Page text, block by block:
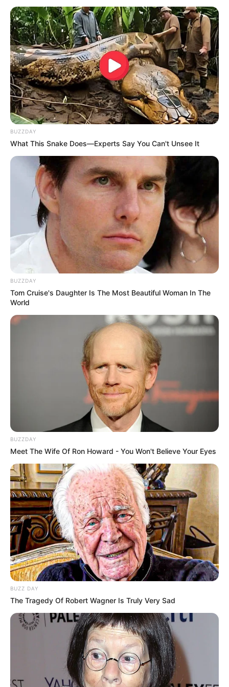
mbrojtësi i bardhebluve, Rezart Dabulla. Ai pranon se në
takime të tilla pritet tension, ndërkohë që nga ana tjetër
komenton edhe gjykimin.
“Në këtë pikë ku ka ardhur kampionati është normale që të
luftojë për mbijetesë. Ka ekip simpatik dhe e quaj normale
që në kushte të tilla kur do të marrësh rezultatin, ka një
BUZZDAY
What This Snake Does—Experts Say You Can't Unsee It
BUZZDAY
Tom Cruise's Daughter Is The Most Beautiful Woman In The
World
BUZZDAY
Meet The Wife Of Ron Howard - You Won't Believe Your Eyes
BUZZ DAY
The Tragedy Of Robert Wagner Is Truly Very Sad